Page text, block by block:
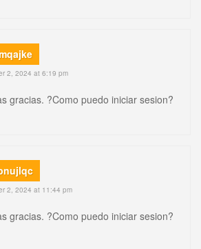
2, 2024 at 6:19 pm
gracias. ?Como puedo iniciar sesion?
2, 2024 at 11:44 pm
gracias. ?Como puedo iniciar sesion?